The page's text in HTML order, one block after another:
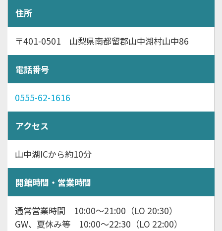
住所
〒401-0501 山梨県南都留郡山中湖村山中86
電話番号
0555-62-1616
アクセス
山中湖ICから約10分
開館時間・営業時間
通常営業時間 10:00～21:00（LO 20:30）
GW、夏休み等 10:00～22:30（LO 22:00）